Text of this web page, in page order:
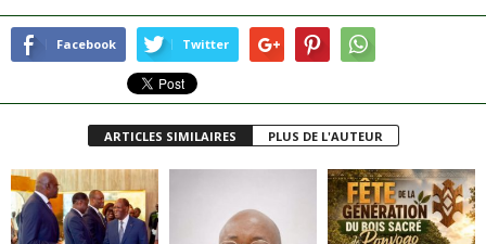
Facebook Twitter
ARTICLES SIMILAIRES PLUS DE L'AUTEUR